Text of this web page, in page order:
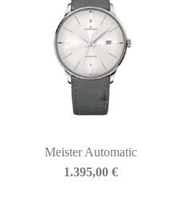
Meister Automatic
1.395,00 €